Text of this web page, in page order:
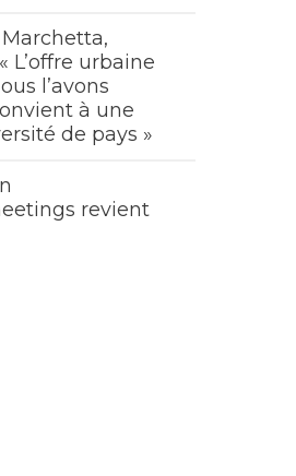
L’offre urbaine
l’avons
à une
de pays »
revient